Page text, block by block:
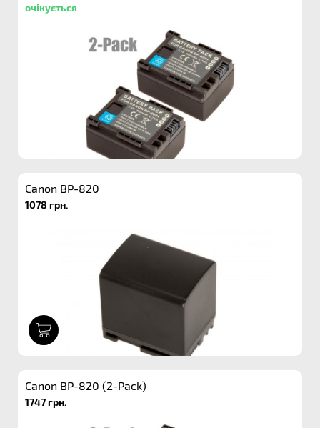
очікується
Canon BP-820
1078 грн.
Canon BP-820 (2-Pack)
1747 грн.